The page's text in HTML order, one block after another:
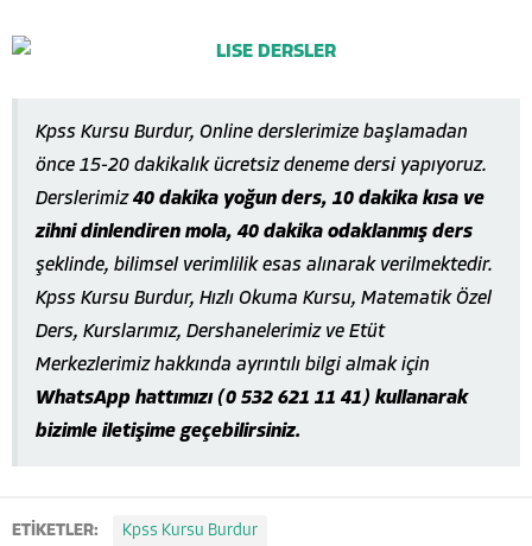
Kpss Kursu Burdur, Online derslerimize başlamadan
önce 15-20 dakikalık ücretsiz deneme dersi yapıyoruz.
Derslerimiz40 dakika yoğun ders, 10 dakika kısa ve
zihni dinlendiren mola, 40 dakika odaklanmış ders
şeklinde, bilimsel verimlilik esas alınarak verilmektedir.
Kpss Kursu Burdur, Hızlı Okuma Kursu, Matematik Özel
Ders, Kurslarımız, Dershanelerimiz ve Etüt
Merkezlerimiz hakkında ayrıntılı bilgi almak için
WhatsApp hattımızı (0 532 621 11 41) kullanarak
bizimle iletişime geçebilirsiniz.
ETİKETLER: Kpss Kursu Burdur